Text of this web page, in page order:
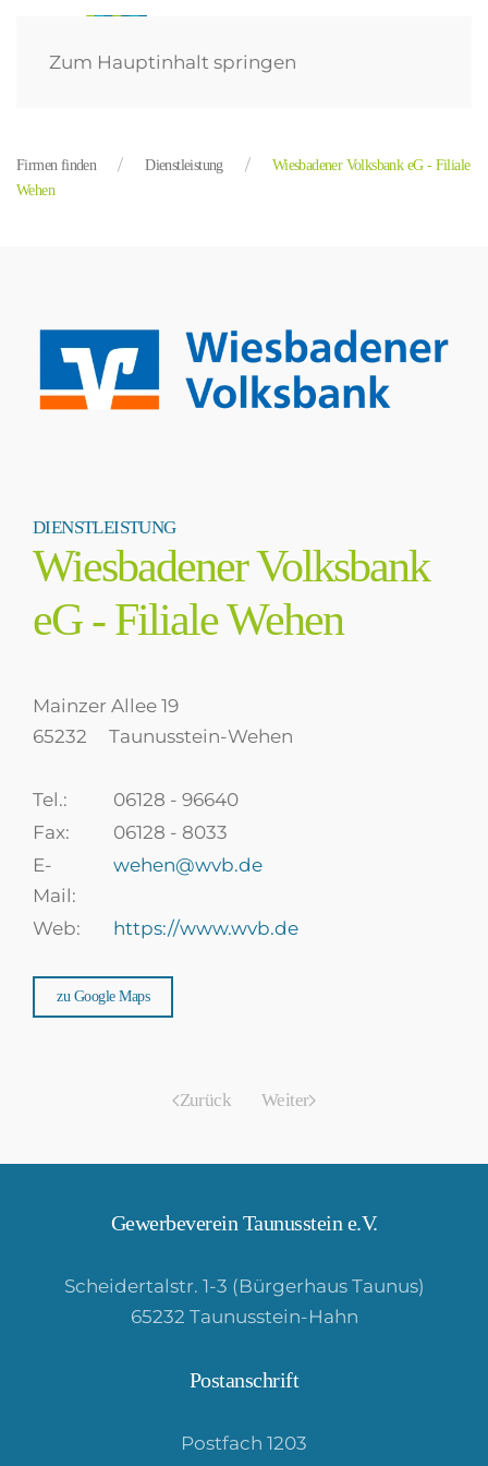
Zum Hauptinhalt springen
Firmen finden Dienstleistung
Wiesbadener Volksbank eG - Filiale
Wehen
DIENSTLEISTUNG
Wiesbadener Volksbank
eG - Filiale Wehen
Mainzer Allee 19
65232
Taunusstein-Wehen
Tel.:
06128 - 96640
Fax:
06128 - 8033
E-
Mail:
wehen@wvb.de
Web: https://www.wvb.de
zu Google Maps
Zurück Weiter
Gewerbeverein Taunusstein e.V.
Scheidertalstr. 1-3 (Bürgerhaus Taunus)
65232 Taunusstein-Hahn
Postanschrift
Postfach 1203